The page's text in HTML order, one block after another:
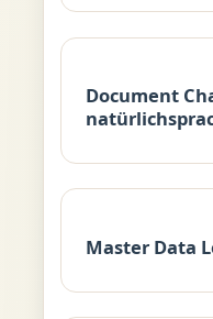
Document
Master Data